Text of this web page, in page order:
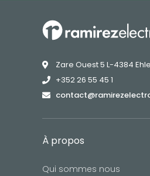
Zare Ouest 5 L-4384
+352 26 55 45 1
À propos
Qui sommes nous